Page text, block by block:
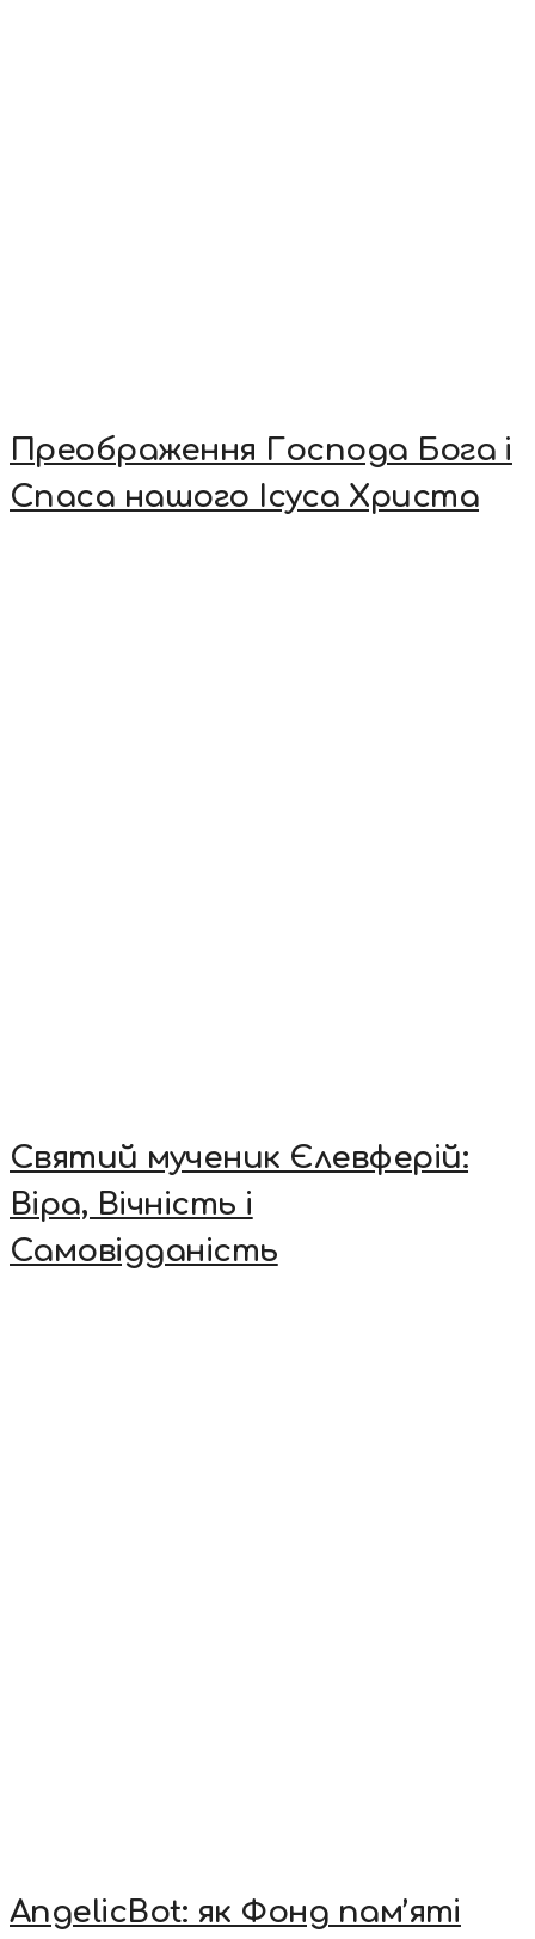
Преображення Господа Бога і
Спаса нашого Ісуса Христа
Святий мученик Єлевферій:
Віра, Вічність і
Самовідданість
AngelicBot: як Фонд пам’яті